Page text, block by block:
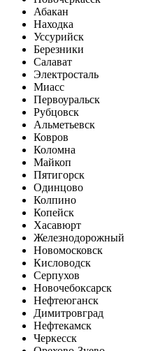
Абакан
Находка
Уссурийск
Березники
Салават
Электросталь
Миасс
Первоуральск
Рубцовск
Альметьевск
Ковров
Коломна
Майкоп
Пятигорск
Одинцово
Колпино
Копейск
Хасавюрт
Железнодорожный
Новомосковск
Кисловодск
Серпухов
Новочебоксарск
Нефтеюганск
Димитровград
Нефтекамск
Черкесск